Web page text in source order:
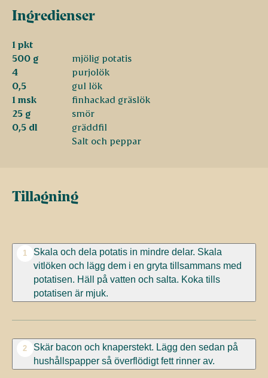
Ingredienser
1 pkt
500 g
mjölig potatis
4
purjolök
0,5
gul lök
1 msk
finhackad gräslök
25 g
smör
0,5 dl
gräddfil
Salt och peppar
Tillagning
1
Skala och dela potatis in mindre delar. Skala
vitlöken och lägg dem i en gryta tillsammans med
potatisen. Häll på vatten och salta. Koka tills
potatisen är mjuk.
2
Skär bacon och knaperstekt. Lägg den sedan på
hushållspapper så överflödigt fett rinner av.